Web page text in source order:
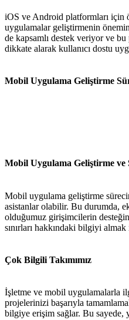
iOS ve Android platformları için
uygulamalar geliştirmenin
de kapsamlı destek veriyor ve
dikkate alarak kullanıcı dostu
Mobil Uygulama Geliştirme
Mobil Uygulama Geliştirme ve
Mobil uygulama geliştirme
asistanlar olabilir. Bu durumda,
olduğumuz girişimcilerin
sınırları hakkındaki bilgiyi
Çok Bilgili Takımımız
İşletme ve mobil uygulamalarla
projelerinizi başarıyla
bilgiye erişim sağlar. Bu